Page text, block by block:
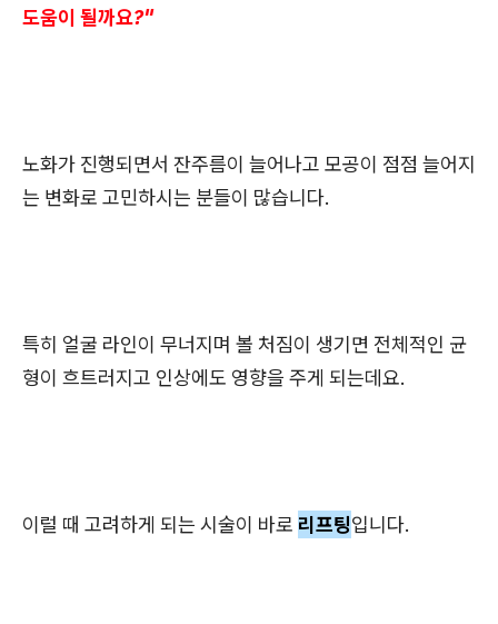
도움이 될까요?"
노화가 진행되면서 잔주름이 늘어나고 모공이 점점 늘어지
는 변화로 고민하시는 분들이 많습니다.
특히 얼굴 라인이 무너지며 볼 처짐이 생기면 전체적인 균
형이 흐트러지고 인상에도 영향을 주게 되는데요.
이럴 때 고려하게 되는 시술이 바로 리프팅입니다.